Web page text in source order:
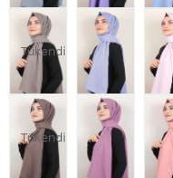
Tükendi
Tükendi